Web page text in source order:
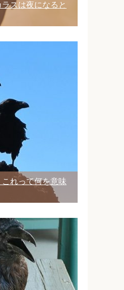
スは夜になると
れって何を意味